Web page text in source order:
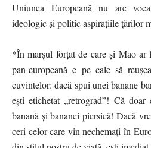
Uniunea Europeană nu are
ideologic și politic aspirațiile țărilor
*În marșul forțat de care și Mao ar
pan-europeană e pe cale să
cuvintelor: dacă spui unei banane
ești etichetat „retrograd”! Că
banană și bananei piersică! Dacă
ceri celor care vin nechemați în